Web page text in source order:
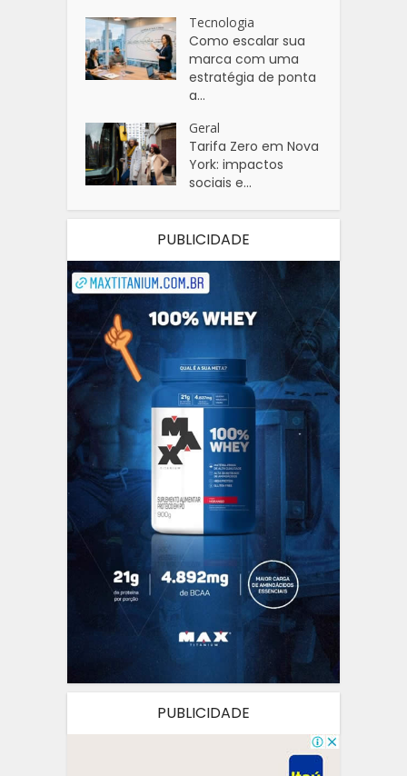
Tecnologia
Como escalar sua
marca com uma
estratégia de ponta
a...
Geral
Tarifa Zero em Nova
York: impactos
sociais e...
PUBLICIDADE
PUBLICIDADE